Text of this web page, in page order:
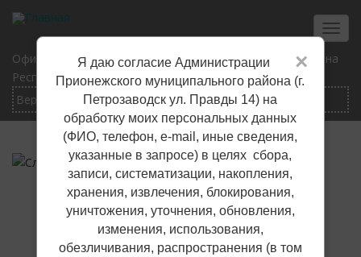
Перейти
основному
содержанию
×
Я даю согласие Администрации
Прионежского муниципального района (г.
Петрозаводск ул. Правды 14) на
обработку моих персональных данных
(ФИО, телефон, е-mail, иные сведения,
указанные в запросе) в целях сбора,
записи, систематизации, накопления,
хранения, извлечения, блокирования,
уничтожения, уточнения, обновления,
изменения, использования,
обезличивания, распространения (в том
Официальный сайт Прионежского муниципального района
Республики Карелия